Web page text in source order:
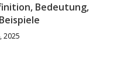
Bedeutung,
2025